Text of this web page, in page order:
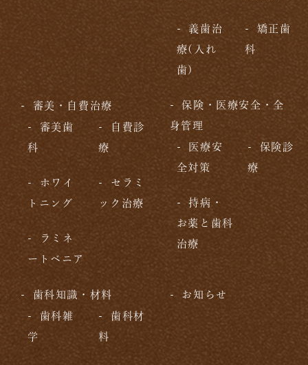
義歯治
療(入れ
歯)
矯正歯
科
審美・自費治療
審美歯
科
自費診
療
ホワイ
トニング
セラミ
ック治療
ラミネ
ートベニア
保険・医療安全・全
身管理
医療安
全対策
保険診
療
持病・
お薬と歯科
治療
歯科知識・材料
歯科雑
学
歯科材
料
お知らせ